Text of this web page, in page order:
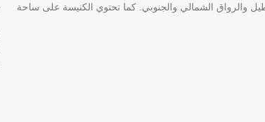
والرواق الشمالي والجنوبي. كما تحتوي الكنيسة على ساحة